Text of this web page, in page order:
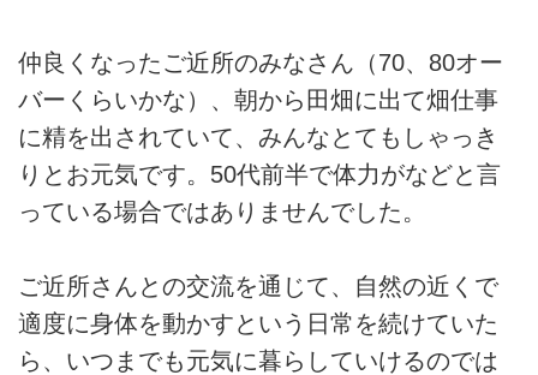
仲良くなったご近所のみなさん（70、80オー
バーくらいかな）、朝から田畑に出て畑仕事
に精を出されていて、みんなとてもしゃっき
りとお元気です。50代前半で体力がなどと言
っている場合ではありませんでした。
ご近所さんとの交流を通じて、自然の近くで
適度に身体を動かすという日常を続けていた
ら、いつまでも元気に暮らしていけるのでは